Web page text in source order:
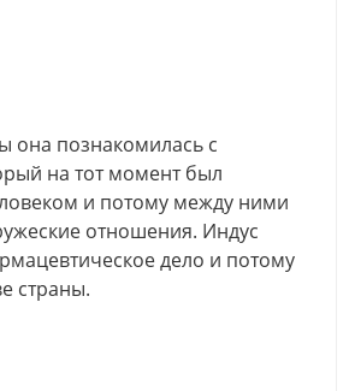
она познакомилась с
на тот момент был
и потому между ними
отношения. Индус
дело и потому
страны.